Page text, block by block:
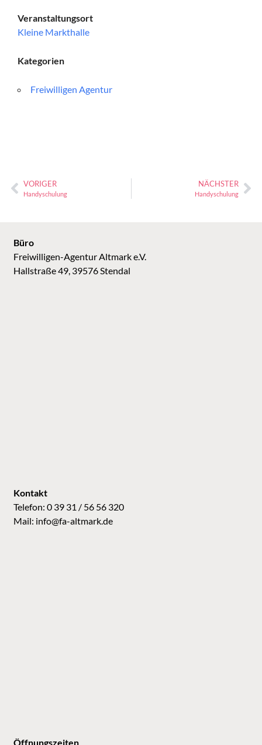
Veranstaltungsort
Kleine Markthalle
Kategorien
Freiwilligen Agentur
VORIGER
Handyschulung
NÄCHSTER
Handyschulung
Öffnungszeiten
Kontakt
Telefon: 0 39 31 / 56 56 320
Mail: info@fa-altmark.de
Büro
Freiwilligen-Agentur Altmark e.V.
Hallstraße 49, 39576 Stendal